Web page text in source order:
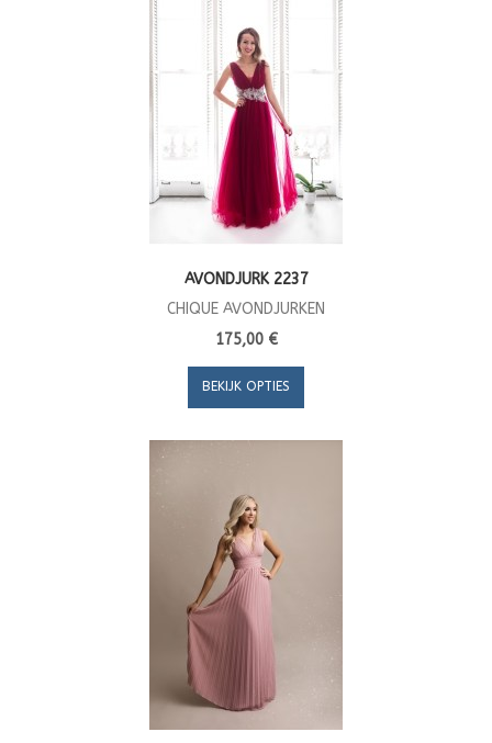
AVONDJURK 2237
CHIQUE AVONDJURKEN
175,00 €
BEKIJK OPTIES